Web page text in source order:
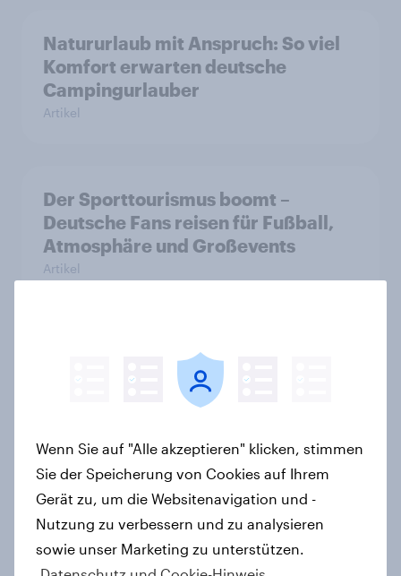
Natururlaub mit Anspruch: So viel
Komfort erwarten deutsche
Campingurlauber
Artikel
Der Sporttourismus boomt –
Deutsche Fans reisen für Fußball,
Atmosphäre und Großevents
Artikel
Internationaler Vergleich: Deutsche
Sportfans reisen
unterdurchschnittlich häufig zu
Artikel
45 Prozent der Deutschen reisen
mindestens einmal pro Jahr als
Wenn Sie auf "Alle akzeptieren" klicken, stimmen
Sie der Speicherung von Cookies auf Ihrem
Gerät zu, um die Websitenavigation und -
Nutzung zu verbessern und zu analysieren
sowie unser Marketing zu unterstützen.